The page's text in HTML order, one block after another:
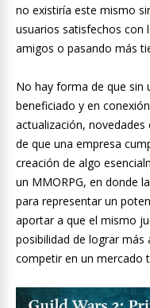
no existiría este mismo
usuarios satisfechos con
amigos o pasando más
No hay forma de que sin
beneficiado y en
actualización,
de que una empresa
creación de algo
un MMORPG, en donde
para representar un
aportar a que el mismo
posibilidad de lograr más
competir en un mercado